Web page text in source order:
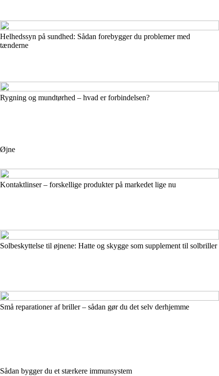
Helhedssyn på sundhed: Sådan forebygger du problemer med
tænderne
Rygning og mundtørhed – hvad er forbindelsen?
Øjne
Kontaktlinser – forskellige produkter på markedet lige nu
Solbeskyttelse til øjnene: Hatte og skygge som supplement til solbriller
Små reparationer af briller – sådan gør du det selv derhjemme
Sådan bygger du et stærkere immunsystem